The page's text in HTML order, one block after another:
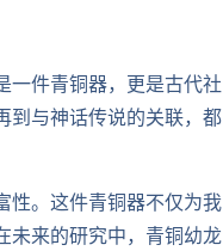
一件青铜器，更是古代社
到与神话传说的关联，都
性。这件青铜器不仅为我
未来的研究中，青铜幼龙